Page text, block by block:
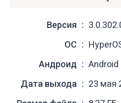
Версия
ОС
Андроид
Android
Дата выхода
23 мая